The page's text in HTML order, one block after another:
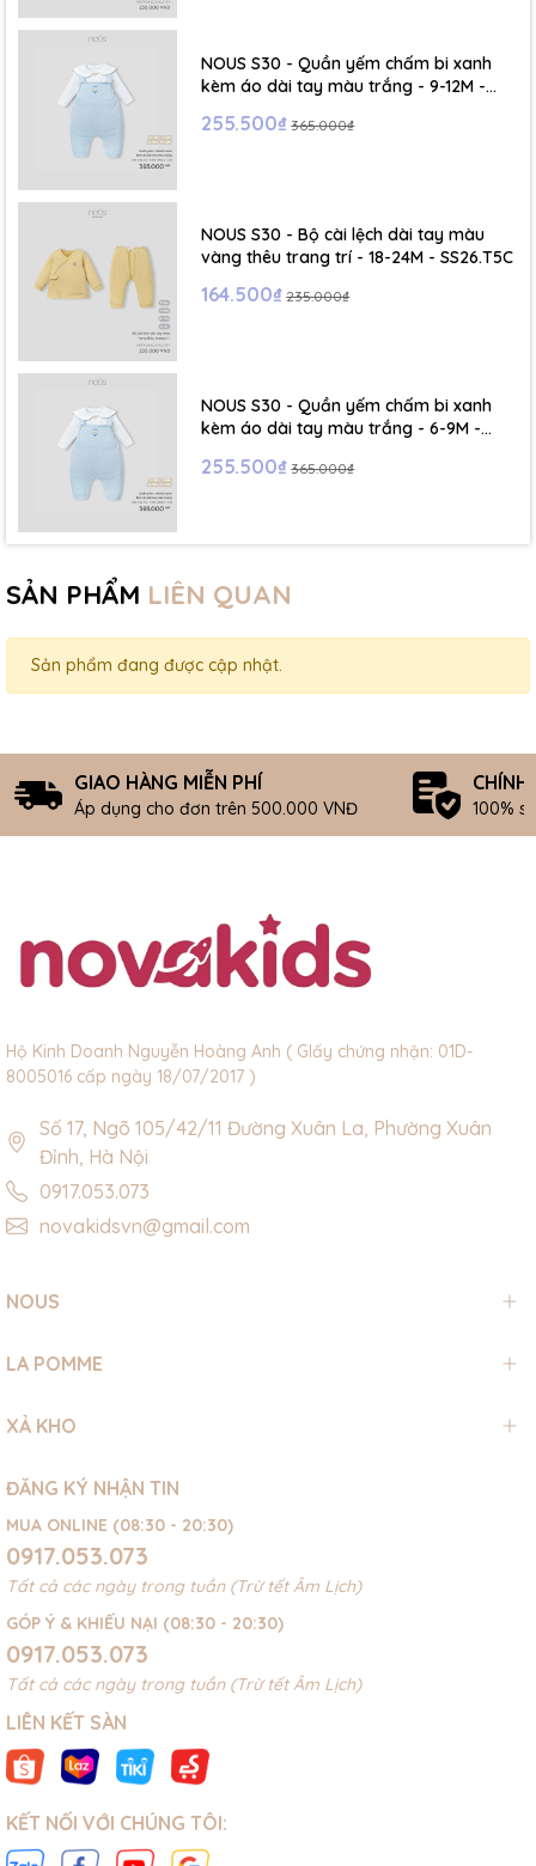
NOUS S30 - Quần yếm chấm bi xanh
kèm áo dài tay màu trắng - 9-12M -
255.500₫ 365.000₫
NOUS S30 - Bộ cài lệch dài tay màu
vàng thêu trang trí - 18-24M - SS26.T5C
164.500₫ 235.000₫
NOUS S30 - Quần yếm chấm bi xanh
kèm áo dài tay màu trắng - 6-9M -
255.500₫ 365.000₫
SẢN PHẨM LIÊN QUAN
Sản phẩm đang được cập nhật.
GIAO HÀNG MIỄN PHÍ
Áp dụng cho đơn trên 500.000 VNĐ
CHÍNH
100%
Hộ Kinh Doanh Nguyễn Hoàng Anh ( GIấy chứng nhận: 01D-
8005016 cấp ngày 18/07/2017 )
Số 17, Ngõ 105/42/11 Đường Xuân La, Phường Xuân
Đỉnh, Hà Nội
0917.053.073
novakidsvn@gmail.com
NOUS
LA POMME
XẢ KHO
ĐĂNG KÝ NHẬN TIN
MUA ONLINE (08:30 - 20:30)
0917.053.073
Tất cả các ngày trong tuần (Trừ tết Âm Lịch)
GÓP Ý & KHIẾU NẠI (08:30 - 20:30)
0917.053.073
Tất cả các ngày trong tuần (Trừ tết Âm Lịch)
LIÊN KẾT SÀN
KẾT NỐI VỚI CHÚNG TÔI: